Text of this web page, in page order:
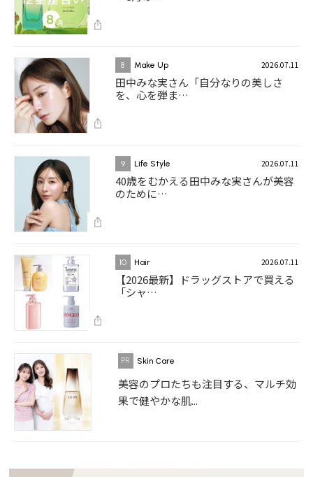
8 Make Up 2026.07.11
田中みな実さん「自分なりの美しさ
を、心を弾ま…
9 Life Style 2026.07.11
40歳をむかえる田中みな実さんが美容
のために…
10 Hair 2026.07.11
【2026最新】ドラッグストアで買える
「シャ…
Skin Care
美容のプロたちも注目する、マルチ効
果で健やかな肌...